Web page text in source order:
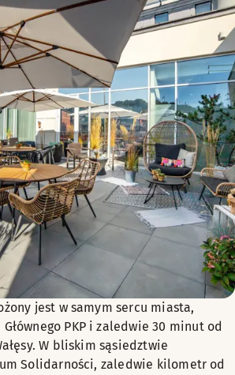
jest w samym sercu miasta,
PKP i zaledwie 30 minut od
W bliskim sąsiedztwie
Solidarności, zaledwie kilometr od